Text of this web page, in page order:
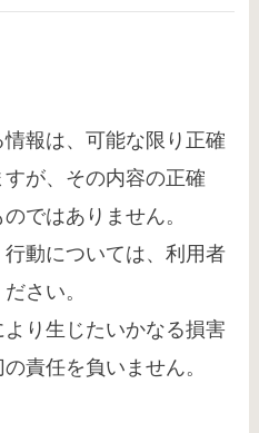
報は、可能な限り正確
が、その内容の正確
ではありません。
動については、利用者
さい。
り生じたいかなる損害
責任を負いません。